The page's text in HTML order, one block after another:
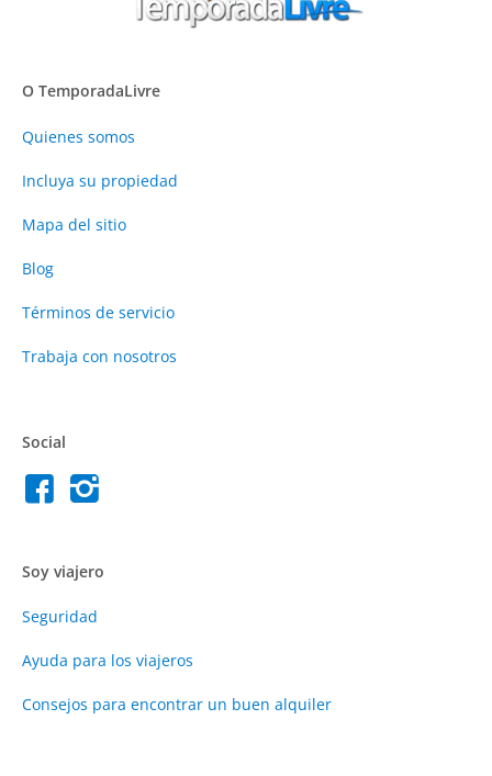
O TemporadaLivre
Quienes somos
Incluya su propiedad
Mapa del sitio
Blog
Términos de servicio
Trabaja con nosotros
Social
Soy viajero
Seguridad
Ayuda para los viajeros
Consejos para encontrar un buen alquiler